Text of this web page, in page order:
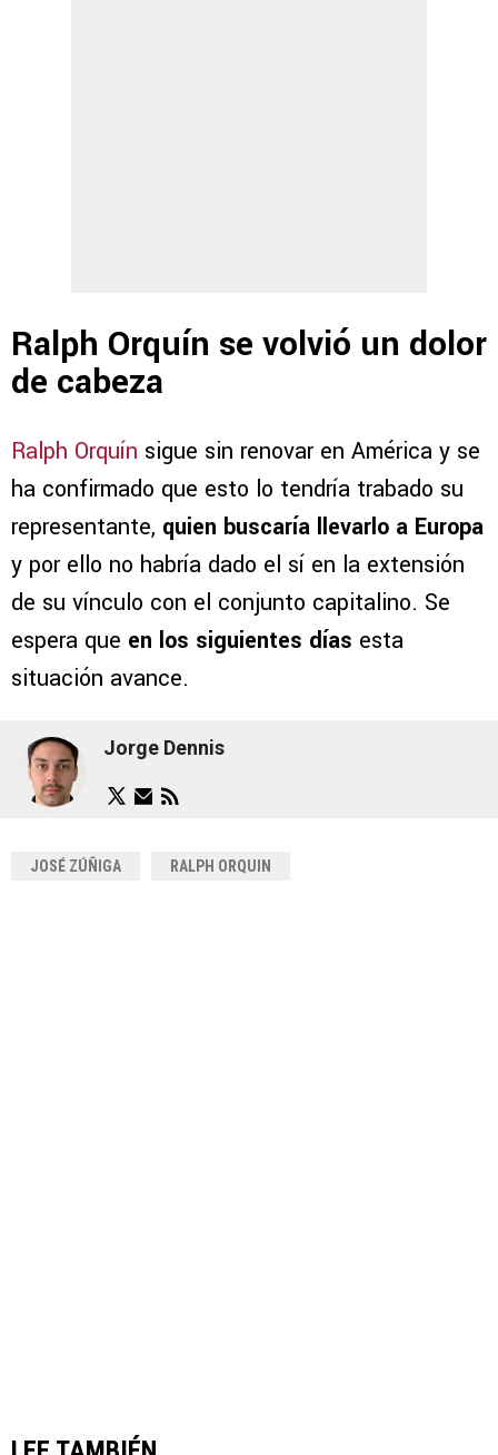
Ralph Orquín se volvió un dolor
de cabeza
Ralph Orquín sigue sin renovar en América y se
ha confirmado que esto lo tendría trabado su
representante, quien buscaría llevarlo a Europa
y por ello no habría dado el sí en la extensión
de su vínculo con el conjunto capitalino. Se
espera que en los siguientes días esta
situación avance.
Jorge Dennis
JOSÉ ZÚÑIGA RALPH ORQUIN